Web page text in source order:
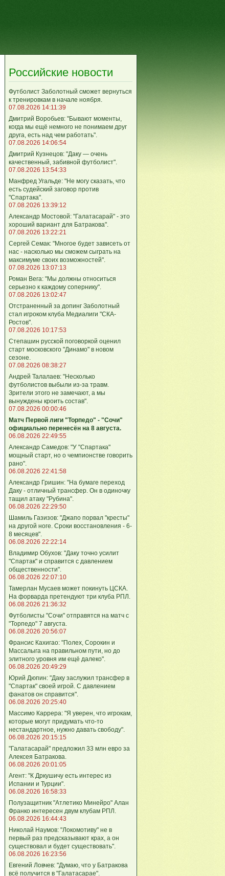
Российские новости
Футболист Заболотный сможет вернуться
к тренировкам в начале ноября.
07.08.2026 14:11:39
Дмитрий Воробьев: "Бывают моменты,
когда мы ещё немного не понимаем друг
друга, есть над чем работать".
07.08.2026 14:06:54
Дмитрий Кузнецов: "Даку — очень
качественный, забивной футболист".
07.08.2026 13:54:33
Манфред Угальде: "Не могу сказать, что
есть судейский заговор против
"Спартака".
07.08.2026 13:39:12
Александр Мостовой: "Галатасарай" - это
хороший вариант для Батракова".
07.08.2026 13:22:21
Сергей Семак: "Многое будет зависеть от
нас - насколько мы сможем сыграть на
максимуме своих возможностей".
07.08.2026 13:07:13
Роман Вега: "Мы должны относиться
серьезно к каждому сопернику".
07.08.2026 13:02:47
Отстраненный за допинг Заболотный
стал игроком клуба Медиалиги "СКА-
Ростов".
07.08.2026 10:17:53
Степашин русской поговоркой оценил
старт московского "Динамо" в новом
сезоне.
07.08.2026 08:38:27
Андрей Талалаев: "Несколько
футболистов выбыли из-за травм.
Зрители этого не замечают, а мы
вынуждены кроить состав".
07.08.2026 00:00:46
Матч Первой лиги "Торпедо" - "Сочи"
официально перенесён на 8 августа.
06.08.2026 22:49:55
Александр Самедов: "У "Спартака"
мощный старт, но о чемпионстве говорить
рано".
06.08.2026 22:41:58
Александр Гришин: "На бумаге переход
Даку - отличный трансфер. Он в одиночку
тащил атаку "Рубина".
06.08.2026 22:29:50
Шамиль Газизов: "Джапо порвал "кресты"
на другой ноге. Сроки восстановления - 6-
8 месяцев".
06.08.2026 22:22:14
Владимир Обухов: "Даку точно усилит
"Спартак" и справится с давлением
общественности".
06.08.2026 22:07:10
Тамерлан Мусаев может покинуть ЦСКА.
На форварда претендуют три клуба РПЛ.
06.08.2026 21:36:32
Футболисты "Сочи" отправятся на матч с
"Торпедо" 7 августа.
06.08.2026 20:56:07
Франсис Кахигао: "Полех, Сорокин и
Массалыга на правильном пути, но до
элитного уровня им ещё далеко".
06.08.2026 20:49:29
Юрий Дюпин: "Даку заслужил трансфер в
"Спартак" своей игрой. С давлением
фанатов он справится".
06.08.2026 20:25:40
Массимо Каррера: "Я уверен, что игрокам,
которые могут придумать что-то
нестандартное, нужно давать свободу".
06.08.2026 20:15:15
"Галатасарай" предложил 33 млн евро за
Алексея Батракова.
06.08.2026 20:01:05
Агент: "К Дркушичу есть интерес из
Испании и Турции".
06.08.2026 16:58:33
Полузащитник "Атлетико Минейро" Алан
Франко интересен двум клубам РПЛ.
06.08.2026 16:44:43
Николай Наумов: "Локомотиву" не в
первый раз предсказывают крах, а он
существовал и будет существовать".
06.08.2026 16:23:56
Евгений Ловчев: "Думаю, что у Батракова
всё получится в "Галатасарае".